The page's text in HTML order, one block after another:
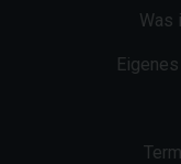
Was